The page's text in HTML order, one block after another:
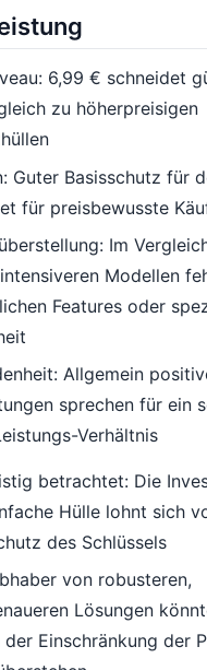
6,99 € schneidet
zu höherpreisigen
Guter Basisschutz für
für preisbewusste
Im
Modellen
Features oder
Allgemein
sprechen für ein
Verhältnis
betrachtet: Die
Hülle lohnt sich
des Schlüssels
von robusteren,
Lösungen
der Einschränkung der